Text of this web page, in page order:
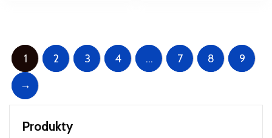
1 2 3 4 … 7 8
9
→
Produkty